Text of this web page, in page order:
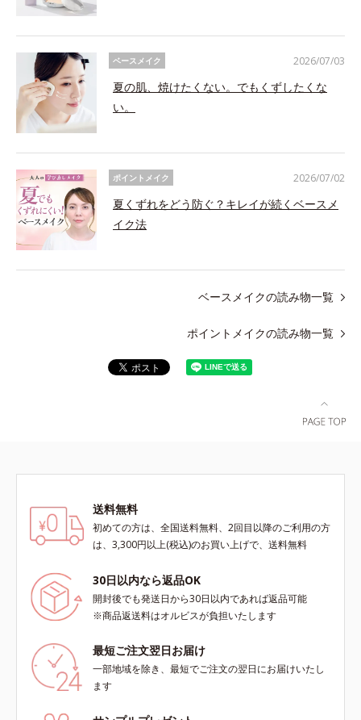
ベースメイク
夏の肌、焼けたくない。でもくずしたくな
い。
2026/07/03
ポイントメイク
夏くずれをどう防ぐ？キレイが続くベースメ
イク法
2026/07/02
ベースメイクの読み物一覧
ポイントメイクの読み物一覧
送料無料
初めての方は、全国送料無料、2回目以降のご利用の方
は、3,300円以上(税込)のお買い上げで、送料無料
30日以内なら返品OK
開封後でも発送日から30日以内であれば返品可能
※商品返送料はオルビスが負担いたします
最短ご注文翌日お届け
一部地域を除き、最短でご注文の翌日にお届けいたし
ます